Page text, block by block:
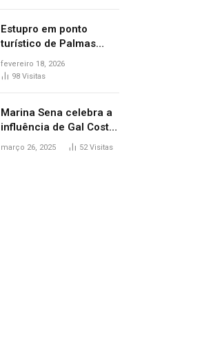
Estupro em ponto
turístico de Palmas
ocorreu em frente à
viatura e base de
fevereiro 18, 2026
98 Visitas
Marina Sena celebra a
influência de Gal Costa
na arte do álbum
março 26, 2025 52Visitas